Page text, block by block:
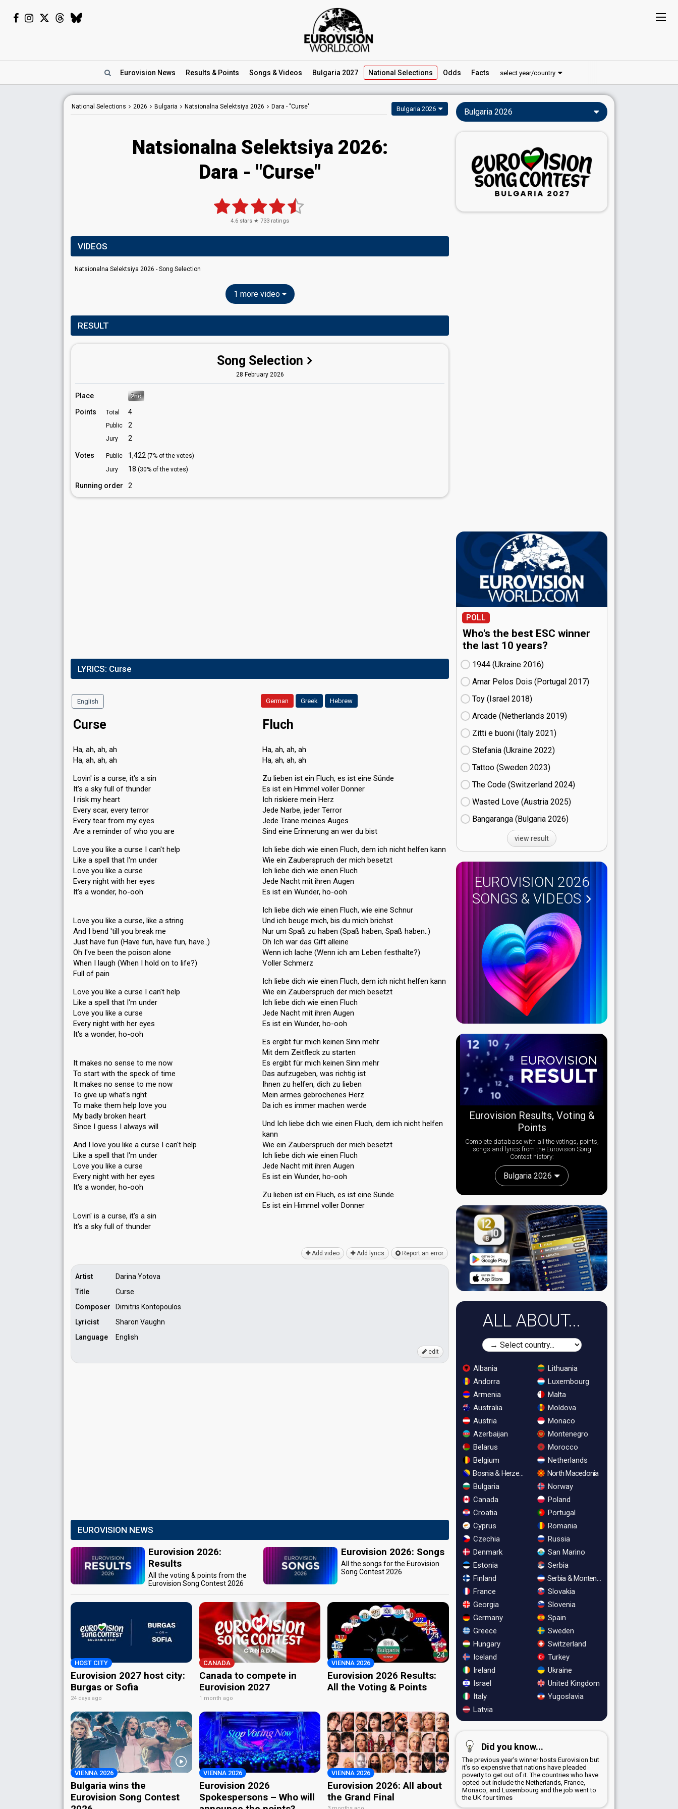
Eurovision News Results & Points Songs & Videos Bulgaria 2027 National Selections Odds Facts select year/country
National Selections 2026 Bulgaria Natsionalna Selektsiya 2026 Dara - "Curse" Bulgaria 2026
Natsionalna Selektsiya 2026:
Dara - "Curse"
4.6 stars ★ 733 ratings
VIDEOS
Natsionalna Selektsiya 2026 - Song Selection
1 more video
RESULT
Song Selection
28 February 2026
Place 2nd
Points Total 4
Public 2
Jury 2
Votes Public 1,422 (7% of the votes)
Jury
18 (30% of the votes)
Running order 2
LYRICS: Curse
English German Greek Hebrew
Curse
Ha, ah, ah, ah
Ha, ah, ah, ah
Lovin' is a curse, it's a sin
It's a sky full of thunder
I risk my heart
Every scar, every terror
Every tear from my eyes
Are a reminder of who you are
Love you like a curse I can't help
Like a spell that I'm under
Love you like a curse
Every night with her eyes
It's a wonder, ho-ooh
Love you like a curse, like a string
And I bend 'till you break me
Just have fun (Have fun, have fun, have..)
Oh I've been the poison alone
When I laugh (When I hold on to life?)
Full of pain
Love you like a curse I can't help
Like a spell that I'm under
Love you like a curse
Every night with her eyes
It's a wonder, ho-ooh
It makes no sense to me now
To start with the speck of time
It makes no sense to me now
To give up what's right
To make them help love you
My badly broken heart
Since I guess I always will
And I love you like a curse I can't help
Like a spell that I'm under
Love you like a curse
Every night with her eyes
It's a wonder, ho-ooh
Lovin' is a curse, it's a sin
It's а ѕky full of thunder
Fluch
Ha, ah, ah, ah
Ha, ah, ah, ah
Zu lieben ist ein Fluch, es ist eine Sünde
Es ist ein Himmel voller Donner
Ich riskiere mein Herz
Jede Narbe, jeder Terror
Jede Träne meines Auges
Sind eine Erinnerung an wer du bist
Ich liebe dich wie einen Fluch, dem ich nicht helfen kann
Wie ein Zauberspruch der mich besetzt
Ich liebe dich wie einen Fluch
Jede Nacht mit ihren Augen
Es ist ein Wunder, ho-ooh
Ich liebe dich wie einen Fluch, wie eine Schnur
Und ich beuge mich, bis du mich brichst
Nur um Spaß zu haben (Spaß haben, Spaß haben..)
Oh Ich war das Gift alleine
Wenn ich lache (Wenn ich am Leben festhalte?)
Voller Schmerz
Ich liebe dich wie einen Fluch, dem ich nicht helfen kann
Wie ein Zauberspruch der mich besetzt
Ich liebe dich wie einen Fluch
Jede Nacht mit ihren Augen
Es ist ein Wunder, ho-ooh
Es ergibt für mich keinen Sinn mehr
Mit dem Zeitfleck zu starten
Es ergibt für mich keinen Sinn mehr
Das aufzugeben, was richtig ist
Ihnen zu helfen, dich zu lieben
Mein armes gebrochenes Herz
Da ich es immer machen werde
Und Ich liebe dich wie einen Fluch, dem ich nicht helfen
kann
Wie ein Zauberspruch der mich besetzt
Ich liebe dich wie einen Fluch
Jede Nаcht mit ihren Augen
Es ist ein Wunder, ho-ooh
Zu lieben ist ein Fluch, es ist eine Sünde
Es iѕt ein Himmel voller Donner
Add video Add lyrics Report an error
Artist
Darina Yotova
Title
Curse
Composer
Dimitris Kontopoulos
Lyricist
Sharon Vaughn
Language
English
edit
EUROVISION NEWS
Eurovision 2026:
Results
All the voting & points from the
Eurovision Song Contest 2026
Eurovision 2026: Songs
All the songs for the Eurovision
Song Contest 2026
HOST CITY
Eurovision 2027 host city:
Burgas or Sofia
24 days ago
CANADA
Canada to compete in
Eurovision 2027
1 month ago
VIENNA 2026
Eurovision 2026 Results:
All the Voting & Points
VIENNA 2026
Bulgaria wins the
Eurovision Song Contest
VIENNA 2026
Eurovision 2026
Spokespersons – Who will
VIENNA 2026
Eurovision 2026: All about
the Grand Final
Bulgaria 2026
POLL
Who's the best ESC winner
the last 10 years?
1944 (Ukraine
16)
Amar Pelos Dois (Portugal
17)
Toy (Israel
18)
Arcade (Netherlands
19)
Zitti e buoni​ (Italy
21)
Stefania (Ukraine
22)
Tattoo (Sweden
23)
The Code (Switzerland
24)
Wasted Love (Austria
25)
Bangaranga (Bulgaria
26)
view result
EUROVISION 2026
SONGS & VIDEOS
Eurovision Results, Voting &
Points
Complete database with all the votings, points,
songs and lyrics from the Eurovision Song
Contest history:
Bulgaria 2026
ALL ABOUT...
Albania
Andorra
Armenia
Australia
Austria
Azerbaijan
Belarus
Belgium
Bosnia & Herzegovina
Bulgaria
Canada
Croatia
Cyprus
Czechia
Denmark
Estonia
Finland
France
Georgia
Germany
Greece
Hungary
Iceland
Ireland
Israel
Italy
Latvia
Lithuania
Luxembourg
Malta
Moldova
Monaco
Montenegro
Morocco
Netherlands
North Macedonia
Norway
Poland
Portugal
Romania
Russia
San Marino
Serbia
Serbia & Montenegro
Slovakia
Slovenia
Spain
Sweden
Switzerland
Turkey
Ukraine
United Kingdom
Yugoslavia
Did you know...
The previous year’s winner hosts Eurovision but
it’s so expensive that nations have pleaded
poverty to get out of it. The countries who have
opted out include the Netherlands, France,
Monaco, and Luxembourg and the job went to
the UK four times